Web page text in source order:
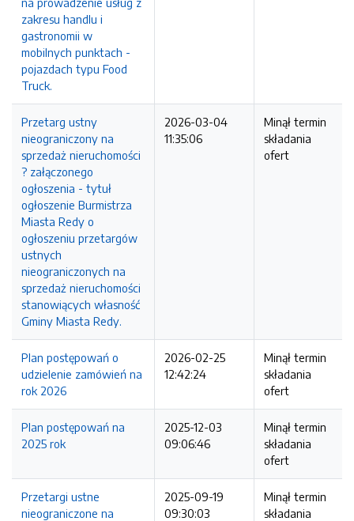
zakresu handlu i
gastronomii w
mobilnych punktach -
pojazdach typu Food
Truck.
Przetarg ustny
nieograniczony na
sprzedaż nieruchomości
? załączonego
ogłoszenia - tytuł
ogłoszenie Burmistrza
Miasta Redy o
ogłoszeniu przetargów
ustnych
nieograniczonych na
sprzedaż nieruchomości
stanowiących własność
Gminy Miasta Redy.
2026-03-04
11:35:06
Minął termin
składania
ofert
Plan postępowań o
udzielenie zamówień na
rok 2026
2026-02-25
12:42:24
Minął termin
składania
ofert
Plan postępowań na
2025 rok
2025-12-03
09:06:46
Minął termin
składania
ofert
Przetargi ustne
nieograniczone na
2025-09-19
09:30:03
Minął termin
składania